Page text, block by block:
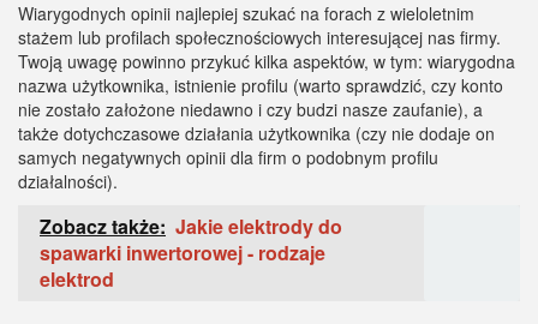
Wiarygodnych opinii najlepiej szukać na forach z wieloletnim
stażem lub profilach społecznościowych interesującej nas firmy.
Twoją uwagę powinno przykuć kilka aspektów, w tym: wiarygodna
nazwa użytkownika, istnienie profilu (warto sprawdzić, czy konto
nie zostało założone niedawno i czy budzi nasze zaufanie), a
także dotychczasowe działania użytkownika (czy nie dodaje on
samych negatywnych opinii dla firm o podobnym profilu
działalności).
Zobacz także: Jakie elektrody do
spawarki inwertorowej - rodzaje
elektrod